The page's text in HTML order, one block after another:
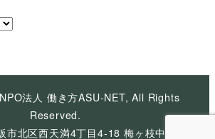
法人 働き方ASU-NET, All Rights
Reserved.
北区西天満4丁目4-18 梅ヶ枝中央ビ